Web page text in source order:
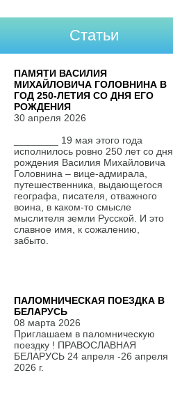
Статьи
ПАМЯТИ ВАСИЛИЯ
МИХАЙЛОВИЧА ГОЛОВНИНА В
ГОД 250-ЛЕТИЯ СО ДНЯ ЕГО
РОЖДЕНИЯ
30 апреля 2026
________ 19 мая этого года
исполнилось ровно 250 лет со дня
рождения Василия Михайловича
Головнина – вице-адмирала,
путешественника, выдающегося
географа, писателя, отважного
воина, в каком-то смысле
мыслителя земли Русской. И это
славное имя, к сожалению,
забыто.
ПАЛОМНИЧЕСКАЯ ПОЕЗДКА В
БЕЛАРУСЬ
08 марта 2026
Приглашаем в паломническую
поездку ! ПРАВОСЛАВНАЯ
БЕЛАРУСЬ 24 апреля -26 апреля
2026 г.